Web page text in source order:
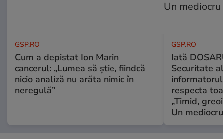
GSP.RO
Cum a depistat Ion Marin
cancerul: „Lumea să știe, fiindcă
nicio analiză nu arăta nimic în
neregulă”
GSP.RO
Iată
Securitate
informatorul
respecta
„Timid,
Un